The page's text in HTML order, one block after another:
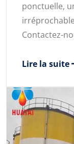
ponctuelle,
Contactez-
Lire la suite